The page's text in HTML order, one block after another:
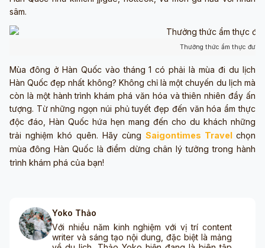
sâm.
Thưởng thức ẩm thực
Mùa đông ở Hàn Quốc vào tháng 1 có phải là mùa đi du lịch
Hàn Quốc đẹp nhất không? Không chỉ là một chuyến du lịch mà
còn là một hành trình khám phá văn hóa và thiên nhiên đầy ấn
tượng. Từ những ngọn núi phủ tuyết đẹp đến văn hóa ẩm thực
độc đáo, Hàn Quốc hứa hẹn mang đến cho du khách những
trải nghiệm khó quên. Hãy cùng Saigontimes Travel chọn
mùa đông Hàn Quốc là điểm dừng chân lý tưởng trong hành
trình khám phá của bạn!
Yoko Thảo
Với nhiều năm kinh nghiệm với vị trí content
writer và sáng tạo nội dung, đặc biệt là mảng